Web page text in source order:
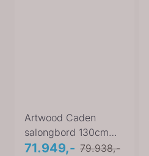
Artwood Caden
salongbord 130cm
06-88519
71.949,- 79.938,-